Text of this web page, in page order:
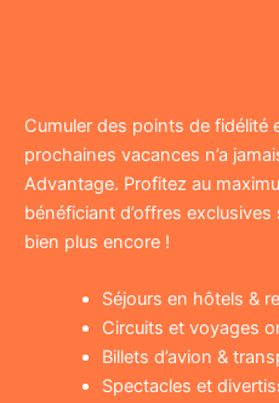
Cumuler des points de fidélité
prochaines vacances n’a
Advantage. Profitez au
bénéficiant d’offres
bien plus encore !
Séjours en hôtels &
Circuits et voyages
Billets d’avion &
Spectacles et